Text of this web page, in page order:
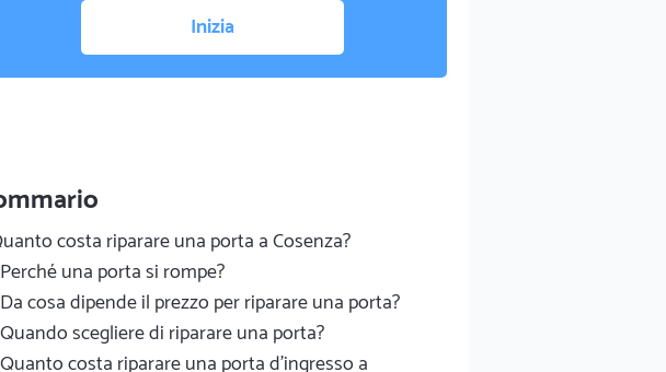
Inizia
costa riparare una porta a Cosenza?
Perché una porta si rompe?
Da cosa dipende il prezzo per riparare una porta?
Quando scegliere di riparare una porta?
Quanto costa riparare una porta d'ingresso a